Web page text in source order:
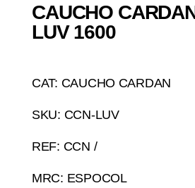
CAUCHO
LUV 1600
CAT: CAUCHO CARDAN
SKU: CCN-LUV
REF: CCN /
MRC: ESPOCOL